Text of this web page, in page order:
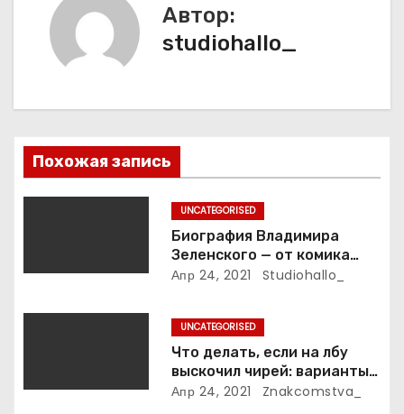
п
о
з
п
и
я
Автор:
studiohallo_
Похожая запись
UNCATEGORISED
Биография Владимира
Зеленского — от комика
студии «Квартал 95» до
личная жизнь
Апр 24, 2021 Studiohallo_
UNCATEGORISED
Что делать, если на лбу
выскочил чирей: варианты
лечения
Апр 24, 2021 Znakcomstva_